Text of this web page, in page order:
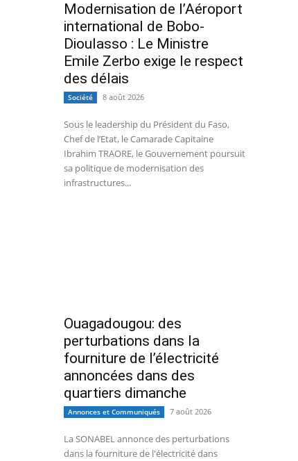
Modernisation de l’Aéroport
international de Bobo-
Dioulasso : Le Ministre
Emile Zerbo exige le respect
des délais
Société 8 août 2026
Sous le leadership du Président du Faso,
Chef de l’Etat, le Camarade Capitaine
Ibrahim TRAORE, le Gouvernement poursuit
sa politique de modernisation des
infrastructures...
Ouagadougou: des
perturbations dans la
fourniture de l’électricité
annoncées dans des
quartiers dimanche
Annonces et Communiqués 7 août 2026
La SONABEL annonce des perturbations
dans la fourniture de l'électricité dans